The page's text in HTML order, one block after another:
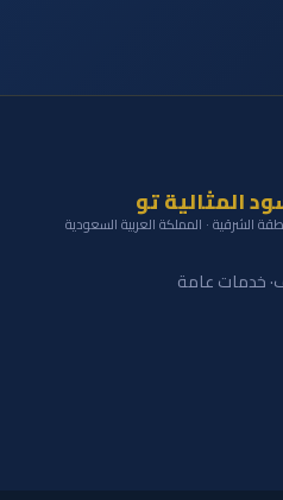
المثالية تو
الشرقية · المملكة العربية السعودية
خدمات عامة